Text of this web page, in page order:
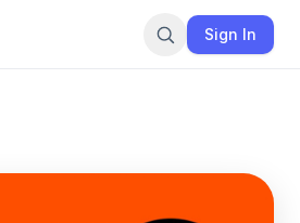
Sign In